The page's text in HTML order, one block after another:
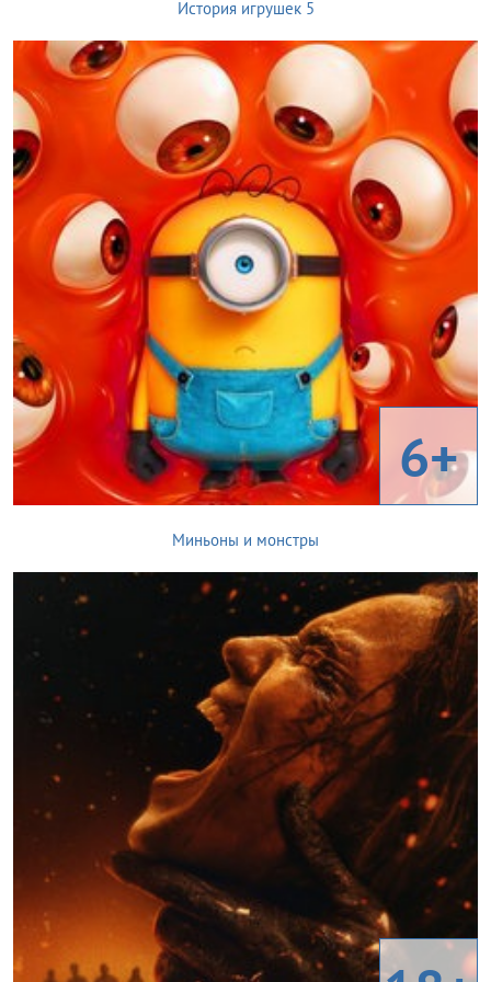
История игрушек 5
6+
Миньоны и монстры